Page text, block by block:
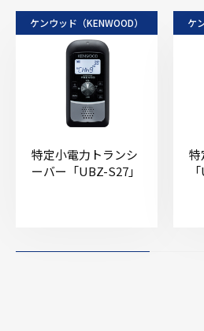
ケンウッド（KENWOOD）
特定小電力トランシ
ーバー「UBZ-S27」
ケ
特